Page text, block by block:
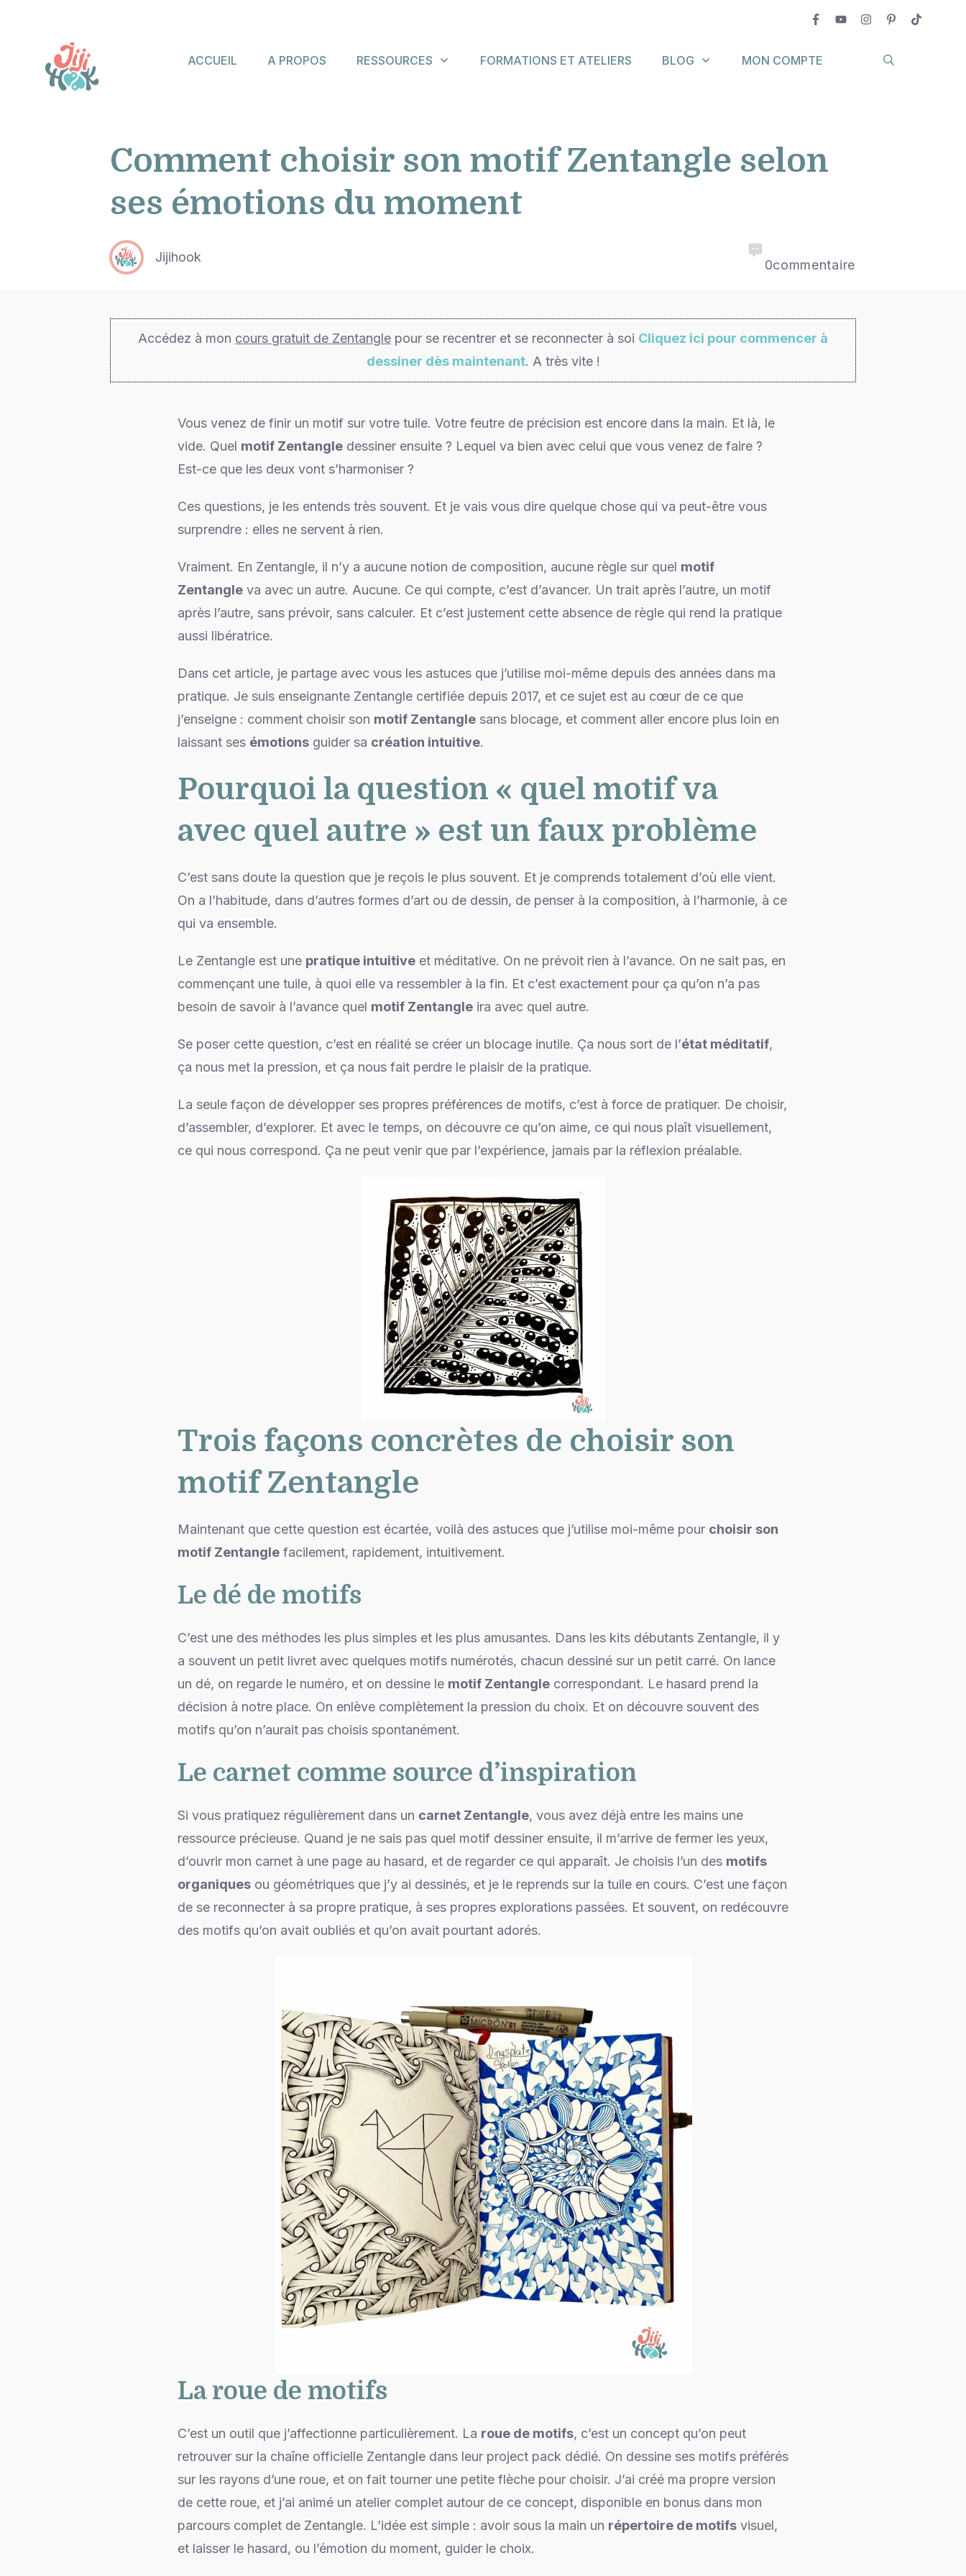
ACCUEIL A PROPOS RESSOURCES FORMATIONS ET ATELIERS BLOG MON COMPTE
Comment choisir son motif Zentangle selon
ses émotions du moment
Jijihook
0commentaire
Accédez à mon cours gratuit de Zentangle pour se recentrer et se reconnecter à soi Cliquez ici pour commencer à
dessiner dès maintenant. A très vite !
Vous venez de finir un motif sur votre tuile. Votre feutre de précision est encore dans la main. Et là, le
vide. Quel motif Zentangle dessiner ensuite ? Lequel va bien avec celui que vous venez de faire ?
Est-ce que les deux vont s’harmoniser ?
Ces questions, je les entends très souvent. Et je vais vous dire quelque chose qui va peut-être vous
surprendre : elles ne servent à rien.
Vraiment. En Zentangle, il n’y a aucune notion de composition, aucune règle sur quel motif
Zentangle va avec un autre. Aucune. Ce qui compte, c’est d’avancer. Un trait après l’autre, un motif
après l’autre, sans prévoir, sans calculer. Et c’est justement cette absence de règle qui rend la pratique
aussi libératrice.
Dans cet article, je partage avec vous les astuces que j’utilise moi-même depuis des années dans ma
pratique. Je suis enseignante Zentangle certifiée depuis 2017, et ce sujet est au cœur de ce que
j’enseigne : comment choisir son motif Zentangle sans blocage, et comment aller encore plus loin en
laissant ses émotions guider sa création intuitive.
Pourquoi la question « quel motif va
avec quel autre » est un faux problème
C’est sans doute la question que je reçois le plus souvent. Et je comprends totalement d’où elle vient.
On a l’habitude, dans d’autres formes d’art ou de dessin, de penser à la composition, à l’harmonie, à ce
qui va ensemble.
Le Zentangle est une pratique intuitive et méditative. On ne prévoit rien à l’avance. On ne sait pas, en
commençant une tuile, à quoi elle va ressembler à la fin. Et c’est exactement pour ça qu’on n’a pas
besoin de savoir à l’avance quel motif Zentangle ira avec quel autre.
Se poser cette question, c’est en réalité se créer un blocage inutile. Ça nous sort de l’état méditatif,
ça nous met la pression, et ça nous fait perdre le plaisir de la pratique.
La seule façon de développer ses propres préférences de motifs, c’est à force de pratiquer. De choisir,
d’assembler, d’explorer. Et avec le temps, on découvre ce qu’on aime, ce qui nous plaît visuellement,
ce qui nous correspond. Ça ne peut venir que par l’expérience, jamais par la réflexion préalable.
Trois façons concrètes de choisir son
motif Zentangle
Maintenant que cette question est écartée, voilà des astuces que j’utilise moi-même pour choisir son
motif Zentangle facilement, rapidement, intuitivement.
Le dé de motifs
C’est une des méthodes les plus simples et les plus amusantes. Dans les kits débutants Zentangle, il y
a souvent un petit livret avec quelques motifs numérotés, chacun dessiné sur un petit carré. On lance
un dé, on regarde le numéro, et on dessine le motif Zentangle correspondant. Le hasard prend la
décision à notre place. On enlève complètement la pression du choix. Et on découvre souvent des
motifs qu’on n’aurait pas choisis spontanément.
Le carnet comme source d’inspiration
Si vous pratiquez régulièrement dans un carnet Zentangle, vous avez déjà entre les mains une
ressource précieuse. Quand je ne sais pas quel motif dessiner ensuite, il m’arrive de fermer les yeux,
d’ouvrir mon carnet à une page au hasard, et de regarder ce qui apparaît. Je choisis l’un des motifs
organiques ou géométriques que j’y ai dessinés, et je le reprends sur la tuile en cours. C’est une façon
de se reconnecter à sa propre pratique, à ses propres explorations passées. Et souvent, on redécouvre
des motifs qu’on avait oubliés et qu’on avait pourtant adorés.
La roue de motifs
C’est un outil que j’affectionne particulièrement. La roue de motifs, c’est un concept qu’on peut
retrouver sur la chaîne officielle Zentangle dans leur project pack dédié. On dessine ses motifs préférés
sur les rayons d’une roue, et on fait tourner une petite flèche pour choisir. J’ai créé ma propre version
de cette roue, et j’ai animé un atelier complet autour de ce concept, disponible en bonus dans mon
parcours complet de Zentangle. L’idée est simple : avoir sous la main un répertoire de motifs visuel,
et laisser le hasard, ou l’émotion du moment, guider le choix.